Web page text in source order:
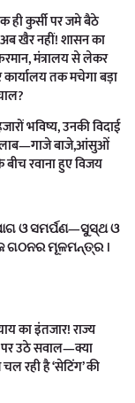
ही कुर्सी पर जमे बैठे
अब खैर नहीं! शासन का
मंत्रालय से लेकर
तक मचेगा बड़ा
भविष्य, उनकी विदाई
बाजे,आंसुओं
रवाना हुए विजय
ଓ ସମର୍ପଣ—ସୁସ୍ଥ ଓ
ଗଠନର ମୂଳମନ୍ତ୍ର ।
का इंतजार! राज्य
उठे सवाल—क्या
रही है ‘सेटिंग’ की